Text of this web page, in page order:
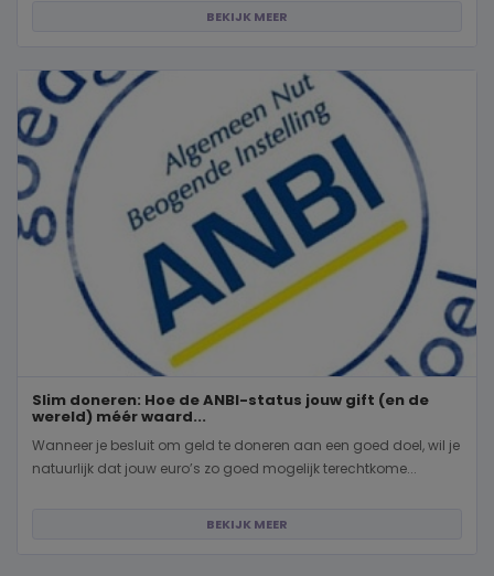
BEKIJK MEER
Slim doneren: Hoe de ANBI-status jouw gift (en de
wereld) méér waard...
Wanneer je besluit om geld te doneren aan een goed doel, wil je
natuurlijk dat jouw euro’s zo goed mogelijk terechtkome...
BEKIJK MEER